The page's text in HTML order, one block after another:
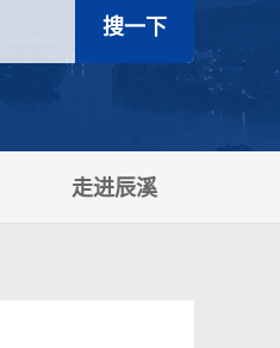
走进辰溪